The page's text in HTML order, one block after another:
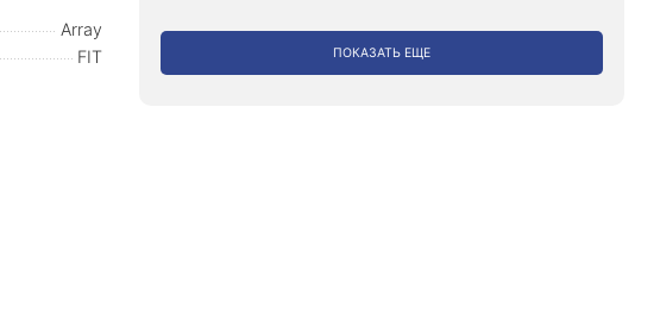
ПОКАЗАТЬ ЕЩЕ
Array
FIT